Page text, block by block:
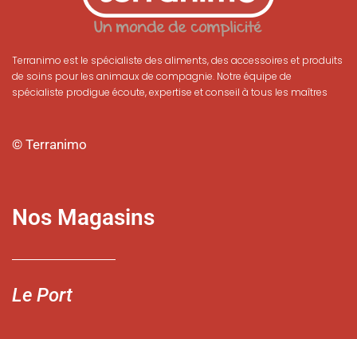
Terranimo est le spécialiste des aliments, des accessoires et produits
de soins pour les animaux de compagnie. Notre équipe de
spécialiste prodigue écoute, expertise et conseil à tous les maîtres
© Terranimo
Nos Magasins
Le Port